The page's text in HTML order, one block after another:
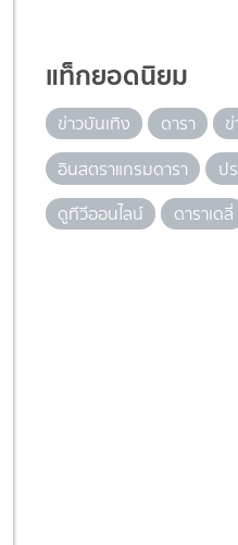
แท็กยอดนิยม
ข่าวบันเทิง ดารา
อินสตราแกรมดารา
ป
ดูทีวีออนไลน์
ดาราเดลี่